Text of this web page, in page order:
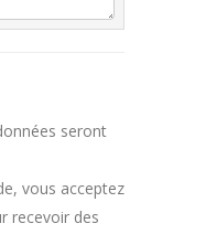
seront
vous acceptez
recevoir des